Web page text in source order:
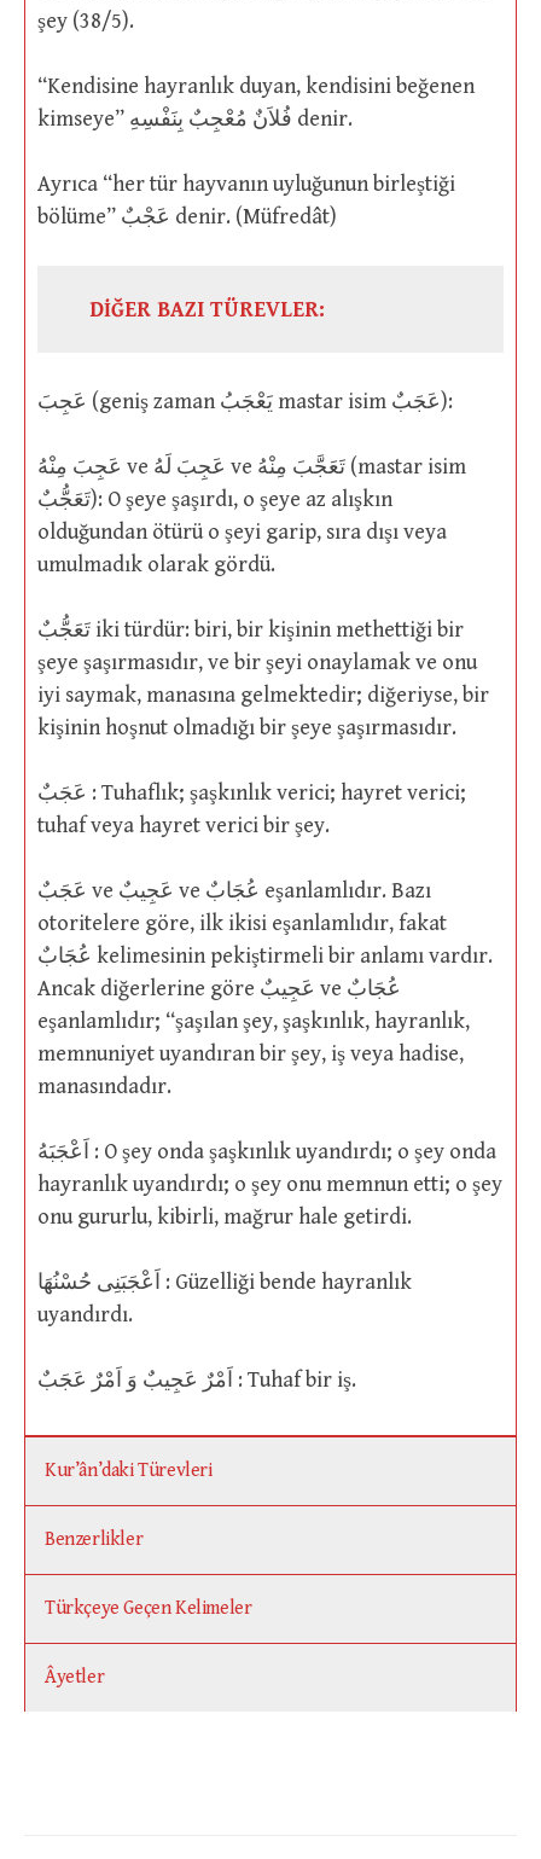
şey (38/5).
“Kendisine hayranlık duyan, kendisini beğenen
kimseye” فُلاَنٌ مُعْجِبٌ بِنَفْسِهِ denir.
Ayrıca “her tür hayvanın uyluğunun birleştiği
bölüme” عَجْبٌ denir. (Müfredât)
DİĞER BAZI TÜREVLER:
عَجِبَ (geniş zaman يَعْجَبُ mastar isim عَجَبٌ):
عَجِبَ مِنْهُ ve عَجِبَ لَهُ ve تَعَجَّبَ مِنْهُ (mastar isim
تَعَجُّبٌ): O şeye şaşırdı, o şeye az alışkın
olduğundan ötürü o şeyi garip, sıra dışı veya
umulmadık olarak gördü.
تَعَجُّبٌ iki türdür: biri, bir kişinin methettiği bir
şeye şaşırmasıdır, ve bir şeyi onaylamak ve onu
iyi saymak, manasına gelmektedir; diğeriyse, bir
kişinin hoşnut olmadığı bir şeye şaşırmasıdır.
عَجَبٌ : Tuhaflık; şaşkınlık verici; hayret verici;
tuhaf veya hayret verici bir şey.
عَجَبٌ ve عَجِيبٌ ve عُجَابٌ eşanlamlıdır. Bazı
otoritelere göre, ilk ikisi eşanlamlıdır, fakat
عُجَابٌ kelimesinin pekiştirmeli bir anlamı vardır.
Ancak diğerlerine göre عَجِيبٌ ve عُجَابٌ
eşanlamlıdır; “şaşılan şey, şaşkınlık, hayranlık,
memnuniyet uyandıran bir şey, iş veya hadise,
manasındadır.
اَعْجَبَهُ : O şey onda şaşkınlık uyandırdı; o şey onda
hayranlık uyandırdı; o şey onu memnun etti; o şey
onu gururlu, kibirli, mağrur hale getirdi.
اَعْجَبَنِى حُسْنُهَا : Güzelliği bende hayranlık
uyandırdı.
اَمْرٌ عَجِيبٌ وَ اَمْرٌ عَجَبٌ : Tuhaf bir iş.
Kur’ân’daki Türevleri
Benzerlikler
Türkçeye Geçen Kelimeler
Âyetler